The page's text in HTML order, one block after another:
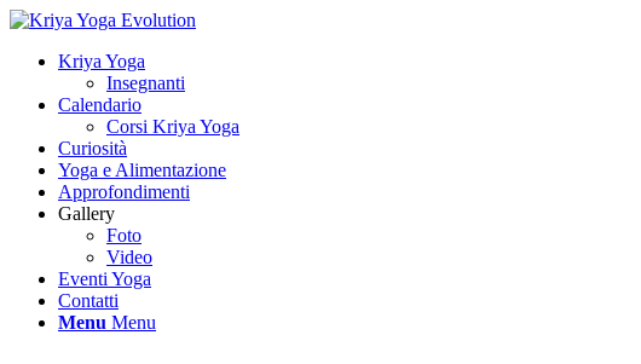
Kriya Yoga
Insegnanti
Calendario
Corsi Kriya Yoga
Curiosità
Yoga e Alimentazione
Approfondimenti
Gallery
Foto
Video
Eventi Yoga
Contatti
Menu Menu